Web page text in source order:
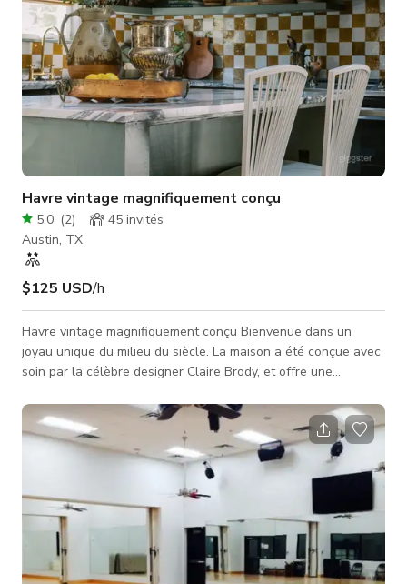
Havre vintage magnifiquement conçu
5.0 (2) 45 invités
Austin, TX
$125 USD/h
Havre vintage magnifiquement conçu Bienvenue dans un
joyau unique du milieu du siècle. La maison a été conçue avec
soin par la célèbre designer Claire Brody, et offre une
naturelle. Construite dans les années 1970, la maison est une
véritable originale d'Austin. Elle comprend 3 chambres, 2
salles de bains et un bureau - chacun conçu et stylisé de
d'objets faits main et